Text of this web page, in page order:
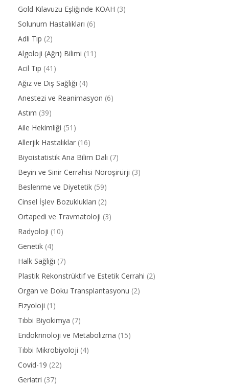
Gold Kılavuzu Eşliğinde KOAH (3)
Solunum Hastalıkları (6)
Adli Tıp (2)
Algoloji (Ağrı) Bilimi (11)
Acil Tıp (41)
Ağız ve Diş Sağlığı (4)
Anestezi ve Reanimasyon (6)
Astım (39)
Aile Hekimliği (51)
Allerjik Hastalıklar (16)
Biyoistatistik Ana Bilim Dalı (7)
Beyin ve Sinir Cerrahisi Nöroşirürji (3)
Beslenme ve Diyetetik (59)
Cinsel İşlev Bozuklukları (2)
Ortapedi ve Travmatoloji (3)
Radyoloji (10)
Genetik (4)
Halk Sağlığı (7)
Plastik Rekonstrüktif ve Estetik Cerrahi (2)
Organ ve Doku Transplantasyonu (2)
Fizyoloji (1)
Tıbbi Biyokimya (7)
Endokrinoloji ve Metabolizma (15)
Tıbbi Mikrobiyoloji (4)
Covid-19 (22)
Geriatri (37)